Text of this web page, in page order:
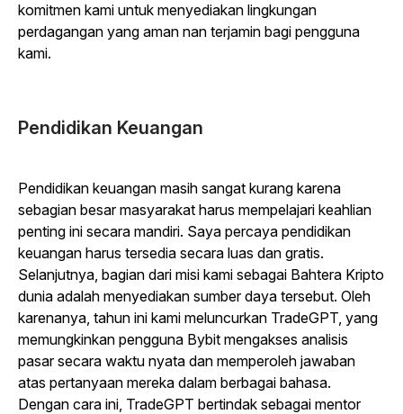
komitmen kami untuk menyediakan lingkungan
perdagangan yang aman nan terjamin bagi pengguna
kami.
Pendidikan Keuangan
Pendidikan keuangan masih sangat kurang karena
sebagian besar masyarakat harus mempelajari keahlian
penting ini secara mandiri. Saya percaya pendidikan
keuangan harus tersedia secara luas dan gratis.
Selanjutnya, bagian dari misi kami sebagai Bahtera Kripto
dunia adalah menyediakan sumber daya tersebut. Oleh
karenanya, tahun ini kami meluncurkan TradeGPT, yang
memungkinkan pengguna Bybit mengakses analisis
pasar secara waktu nyata dan memperoleh jawaban
atas pertanyaan mereka dalam berbagai bahasa.
Dengan cara ini, TradeGPT bertindak sebagai mentor